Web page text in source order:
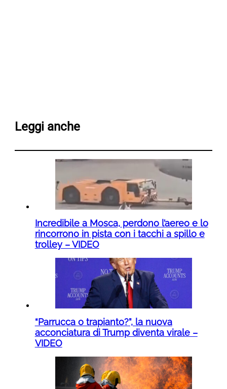
Leggi anche
Incredibile a Mosca, perdono l’aereo e lo
rincorrono in pista con i tacchi a spillo e
trolley – VIDEO
“Parrucca o trapianto?”, la nuova
acconciatura di Trump diventa virale –
VIDEO